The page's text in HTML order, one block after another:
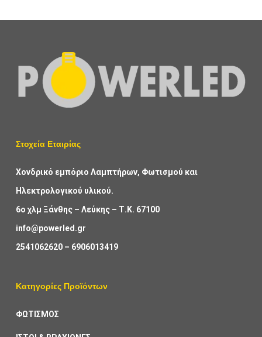
Στοχεία Εταιρίας
Χονδρικό εμπόριο Λαμπτήρων, Φωτισμού και
Ηλεκτρολογικού υλικού.
6ο χλμ Ξάνθης – Λεύκης – Τ.Κ. 67100
info@powerled.gr
2541062620– 6906013419
Κατηγορίες Προϊόντων
ΦΩΤΙΣΜΟΣ